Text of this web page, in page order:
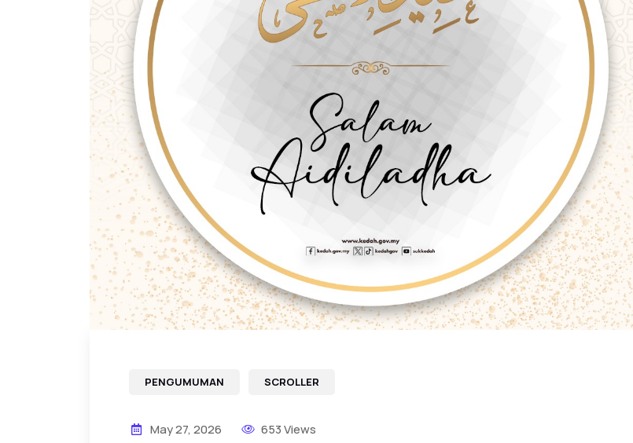
PENGUMUMAN SCROLLER
May 27, 2026 653 Views